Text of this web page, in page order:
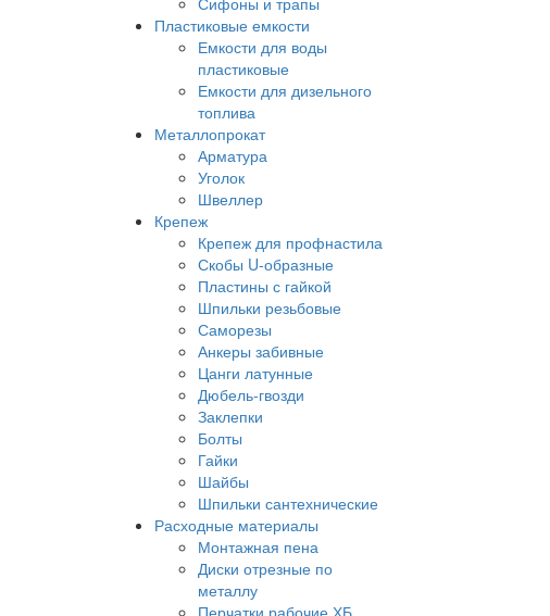
Пластиковые емкости
Емкости для воды
пластиковые
Емкости для дизельного
топлива
Металлопрокат
Арматура
Уголок
Швеллер
Крепеж
Крепеж для профнастила
Скобы U-образные
Пластины с гайкой
Шпильки резьбовые
Саморезы
Анкеры забивные
Цанги латунные
Дюбель-гвозди
Заклепки
Болты
Гайки
Шайбы
Шпильки сантехнические
Расходные материалы
Монтажная пена
Диски отрезные по
металлу